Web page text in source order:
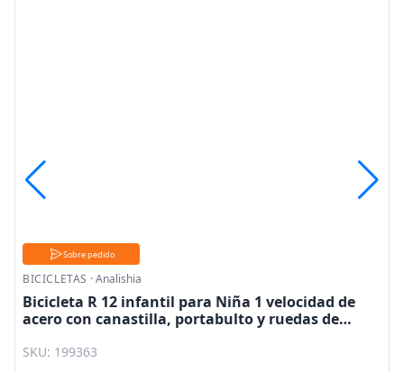
Sobre pedido
BICICLETAS ·Analishia
Bicicleta R 12 infantil para Niña 1 velocidad de
acero con canastilla, portabulto y ruedas de
SKU: 199363